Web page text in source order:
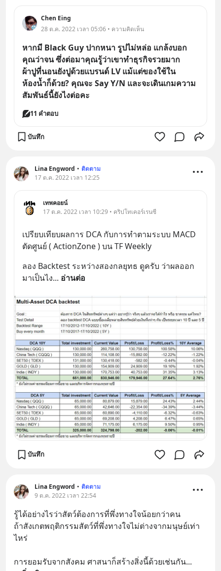
Chen Eing
28 ต.ค. 2022 เวลา 05:06 • ความคิดเห็น
หากมี Black Guy ปากหนา รูปไม่หล่อ แกล้งบอก
คุณว่าจน ซึ่งต่อมาคุณรู้ว่าเขาทำธุรกิจรวยมาก
ผ้าปูที่นอนยังปูด้วยแบรนด์ LV แม้แต่ของใช้ใน
ห้องน้ำก็ด้วย? คุณจะ Say Y/N และจะเดินเกมความ
สัมพันธ์นี้ยังไงต่อคะ
11 คำตอบ
บันทึก
Lina Engword • ติดตาม
17 ต.ค. 2022 เวลา 12:25
เทพคอยน์
17 ต.ค. 2022 เวลา 10:29 • คริปโทเคอร์เรนซี
เปรียบเทียบผลการ DCA กับการทำตามระบบ MACD
ตัดศูนย์ ( ActionZone ) บน TF Weekly
ลอง Backtest ระหว่างสองกลยุทธ ดูครับ ว่าผลออก
มาเป็นไง... อ่านต่อ
บันทึก
Lina Engword • ติดตาม
9 ต.ค. 2022 เวลา 22:54
รู้ได้อย่างไรว่าสัตว์ต้องการที่พึ่งทางใจน้อยกว่าคน
ถ้าสังเกตพฤติกรรมสัตว์ที่พึ่งทางใจไม่ต่างจากมนุษย์เท่า
ไหร่
การยอมรับจากสังคม ศาสนาก็สร้างสิ่งนี้ด้วยเช่นกัน...